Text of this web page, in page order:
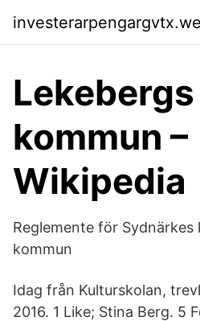
Lekebergs
kommun –
Wikipedia
Reglemente för Sydnärkes
kommun
Idag från Kulturskolan,
2016. 1 Like; Stina Berg. 5